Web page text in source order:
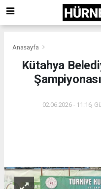
Anasayfa
Kütahya
02.06.2026 - 11:16,